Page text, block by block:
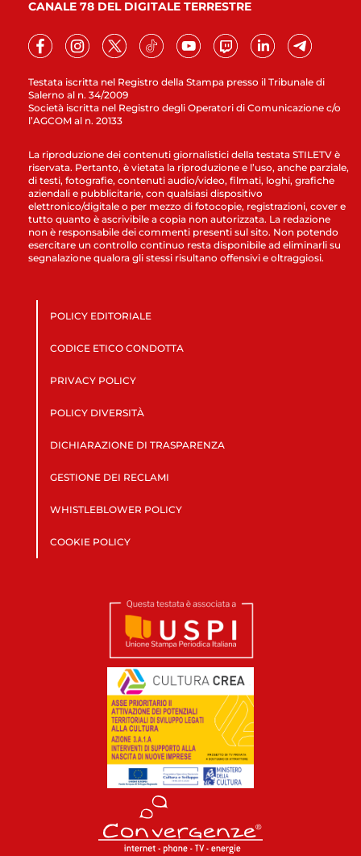
Testata iscritta nel Registro della Stampa presso il Tribunale di
Salerno al n. 34/2009
Società iscritta nel Registro degli Operatori di Comunicazione c/o
l’AGCOM al n. 20133
CANALE 78 DEL DIGITALE TERRESTRE
La riproduzione dei contenuti giornalistici della testata STILETV è
riservata. Pertanto, è vietata la riproduzione e l’uso, anche parziale,
di testi, fotografie, contenuti audio/video, filmati, loghi, grafiche
aziendali e pubblicitarie, con qualsiasi dispositivo
elettronico/digitale o per mezzo di fotocopie, registrazioni, cover e
tutto quanto è ascrivibile a copia non autorizzata. La redazione
non è responsabile dei commenti presenti sul sito. Non potendo
esercitare un controllo continuo resta disponibile ad eliminarli su
segnalazione qualora gli stessi risultano offensivi e oltraggiosi.
POLICY EDITORIALE
CODICE ETICO CONDOTTA
PRIVACY POLICY
POLICY DIVERSITÀ
DICHIARAZIONE DI TRASPARENZA
GESTIONE DEI RECLAMI
WHISTLEBLOWER POLICY
COOKIE POLICY